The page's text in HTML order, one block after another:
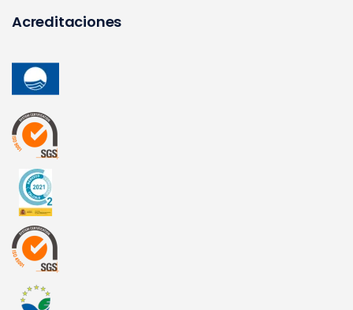
Acreditaciones